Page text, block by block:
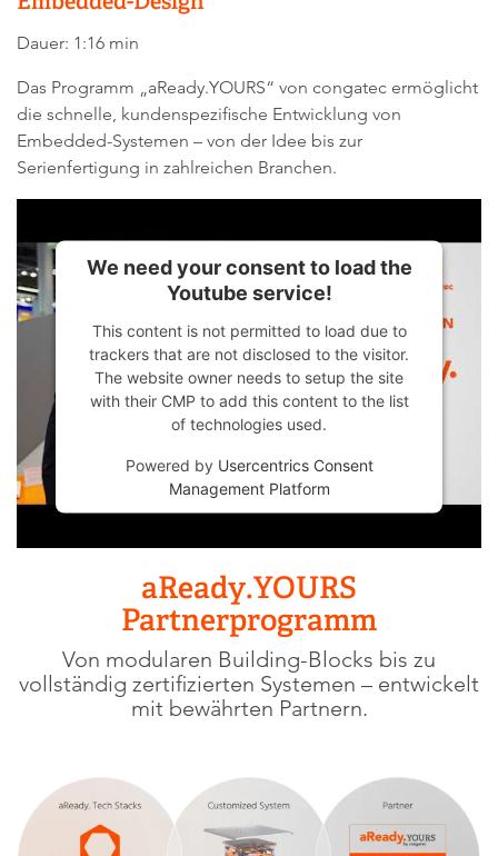
Dauer: 1:16 min
Das Programm „aReady.YOURS“ von congatec ermöglicht
die schnelle, kundenspezifische Entwicklung von
Embedded-Systemen – von der Idee bis zur
Serienfertigung in zahlreichen Branchen.
We need your consent to load the
Youtube service!
This content is not permitted to load due to
trackers that are not disclosed to the visitor.
The website owner needs to setup the site
with their CMP to add this content to the list
of technologies used.
Powered by Usercentrics Consent
Management Platform
aReady.YOURS
Partnerprogramm
Von modularen Building-Blocks bis zu
vollständig zertifizierten Systemen – entwickelt
mit bewährten Partnern.